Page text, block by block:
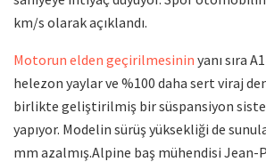
km/s olarak açıklandı.
Motorun elden geçirilmesinin yanı sıra
helezon yaylar ve %100 daha sert viraj
birlikte geliştirilmiş bir süspansiyon
yapıyor. Modelin sürüş yüksekliği de
mm azalmış.Alpine baş mühendisi Jean-